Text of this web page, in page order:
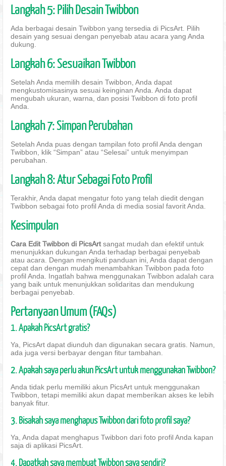
Langkah 5: Pilih Desain Twibbon
Ada berbagai desain Twibbon yang tersedia di PicsArt. Pilih
desain yang sesuai dengan penyebab atau acara yang Anda
dukung.
Langkah 6: Sesuaikan Twibbon
Setelah Anda memilih desain Twibbon, Anda dapat
mengkustomisasinya sesuai keinginan Anda. Anda dapat
mengubah ukuran, warna, dan posisi Twibbon di foto profil
Anda.
Langkah 7: Simpan Perubahan
Setelah Anda puas dengan tampilan foto profil Anda dengan
Twibbon, klik “Simpan” atau “Selesai” untuk menyimpan
perubahan.
Langkah 8: Atur Sebagai Foto Profil
Terakhir, Anda dapat mengatur foto yang telah diedit dengan
Twibbon sebagai foto profil Anda di media sosial favorit Anda.
Kesimpulan
Cara Edit Twibbon di PicsArtsangat mudah dan efektif untuk
menunjukkan dukungan Anda terhadap berbagai penyebab
atau acara. Dengan mengikuti panduan ini, Anda dapat dengan
cepat dan dengan mudah menambahkan Twibbon pada foto
profil Anda. Ingatlah bahwa menggunakan Twibbon adalah cara
yang baik untuk menunjukkan solidaritas dan mendukung
berbagai penyebab.
Pertanyaan Umum (FAQs)
1. Apakah PicsArt gratis?
Ya, PicsArt dapat diunduh dan digunakan secara gratis. Namun,
ada juga versi berbayar dengan fitur tambahan.
2. Apakah saya perlu akun PicsArt untuk menggunakan Twibbon?
Anda tidak perlu memiliki akun PicsArt untuk menggunakan
Twibbon, tetapi memiliki akun dapat memberikan akses ke lebih
banyak fitur.
3. Bisakah saya menghapus Twibbon dari foto profil saya?
Ya, Anda dapat menghapus Twibbon dari foto profil Anda kapan
saja di aplikasi PicsArt.
4. Dapatkah saya membuat Twibbon saya sendiri?